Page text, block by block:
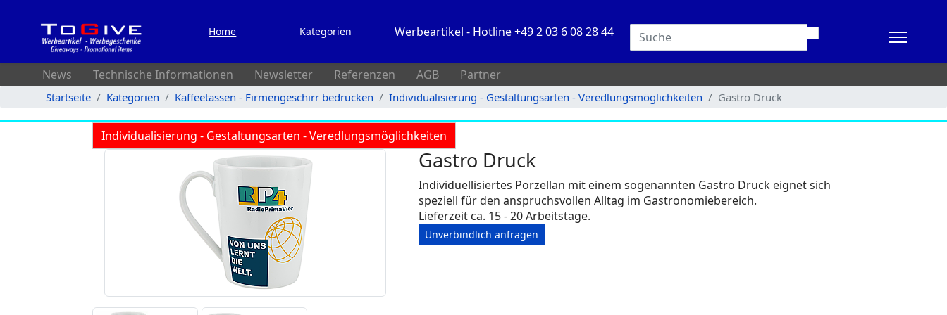
Home Kategorien Werbeartikel - Hotline +49 2 03 6 08 28 44
News Technische Informationen Newsletter Referenzen AGB Partner
Startseite Kategorien Kaffeetassen - Firmengeschirr bedrucken Individualisierung - Gestaltungsarten - Veredlungsmöglichkeiten Gastro Druck
Individualisierung - Gestaltungsarten - Veredlungsmöglichkeiten
Gastro Druck
Individuellisiertes Porzellan mit einem sogenannten Gastro Druck eignet sich
speziell für den anspruchsvollen Alltag im Gastronomiebereich.
Lieferzeit ca. 15 - 20 Arbeitstage.
Unverbindlich anfragen